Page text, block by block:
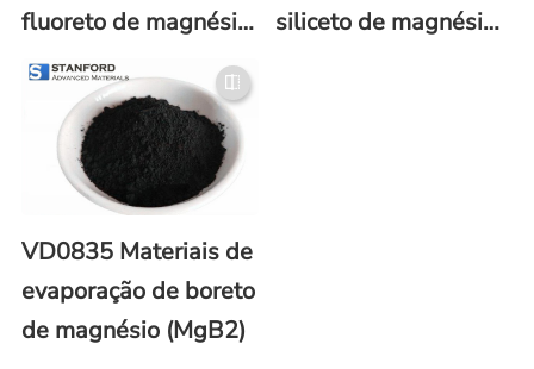
fluoreto de magnésio
(MgF2)
siliceto de magnésio
VD0835 Materiais de
evaporação de boreto
de magnésio (MgB2)